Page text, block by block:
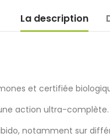
La description
et certifiée
action ultra-complète.
notamment sur